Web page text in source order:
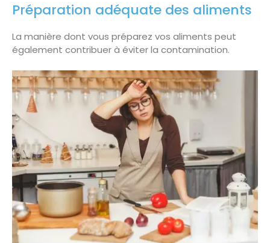
Préparation adéquate des aliments
La manière dont vous préparez vos aliments peut
également contribuer à éviter la contamination.